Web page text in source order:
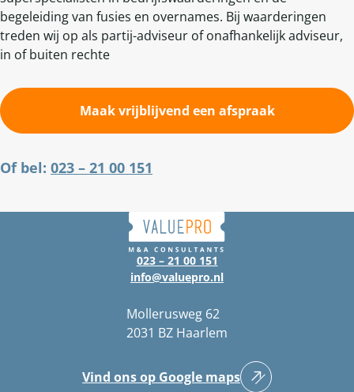
begeleiding van fusies en overnames. Bij waarderingen
treden wij op als partij-adviseur of onafhankelijk adviseur,
in of buiten rechte
Maak vrijblijvend een afspraak
Of bel: 023 – 21 00 151
023 – 21 00 151
info@valuepro.nl
Mollerusweg 62
2031 BZ Haarlem
Vind ons op Google maps